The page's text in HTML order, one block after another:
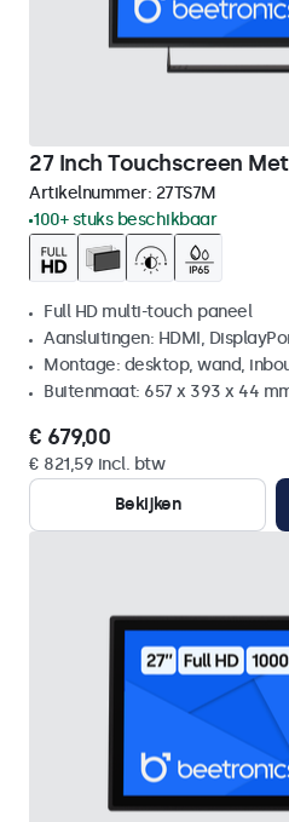
27 Inch Touchscreen
Artikelnummer: 27TS7M
100+ stuks beschikbaar
Full HD multi-touch paneel
Aansluitingen: HDMI,
Montage: desktop, wand,
Buitenmaat: 657 x 393 x 44
€ 679,00
€ 821,59 incl. btw
Bekijken